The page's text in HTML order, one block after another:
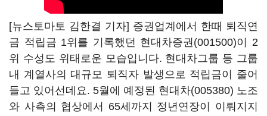
[뉴스토마토 김한결 기자] 증권업계에서 한때 퇴직연
금 적립금 1위를 기록했던 현대차증권(001500)이 2
위 수성도 위태로운 모습입니다. 현대차그룹 등 그룹
내 계열사의 대규모 퇴직자 발생으로 적립금이 줄어
들고 있어선데요. 5월에 예정된 현대차(005380) 노조
와 사측의 협상에서 65세까지 정년연장이 이뤄지지